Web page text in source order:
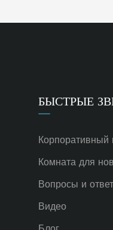
БЫСТРЫЕ
Комната для
Вопросы и
Видео